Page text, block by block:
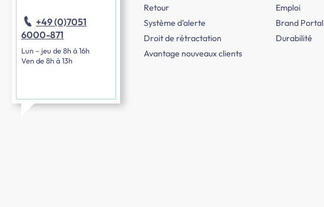
+49 (0)7051
6000-871
Lun – jeu de 8h à 16h
Ven de 8h à 13h
Retour
Système d'alerte
Droit de rétractation
Avantage nouveaux clients
Emploi
Brand Portal
Durabilité